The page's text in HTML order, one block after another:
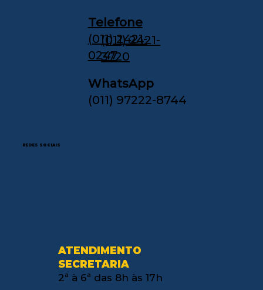
Telefone
(011) 2421-
0247
(011) 2421-
3720
WhatsApp
(011) 97222-8744
ATENDIMENTO
SECRETARIA
2ª à 6ª das 8h às 17h
REDES SOCIAIS